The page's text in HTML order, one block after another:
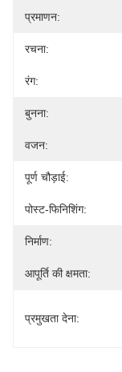
प्रमाणन:
रचना:
रंग:
बुनना:
वजन:
पूर्ण चौड़ाई:
पोस्ट-फिनिशिंग:
निर्माण:
आपूर्ति की क्षमता:
प्रमुखता देना: